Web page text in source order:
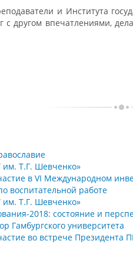
и Института
другом впечатлениями,
им. Т.Г. Шевченко»
в VI Международном
воспитательной работе
им. Т.Г. Шевченко»
2018: состояние и
Гамбургского университета
во встрече Президента